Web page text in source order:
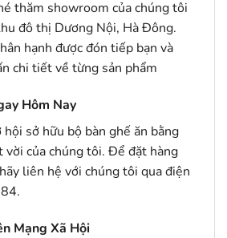
thăm showroom của chúng tôi
đô thị Dương Nội, Hà Đông.
hạnh được đón tiếp bạn và
chi tiết về từng sản phẩm
Hôm Nay
sở hữu bộ bàn ghế ăn bằng
của chúng tôi. Để đặt hàng
liên hệ với chúng tôi qua điện
Mạng Xã Hội